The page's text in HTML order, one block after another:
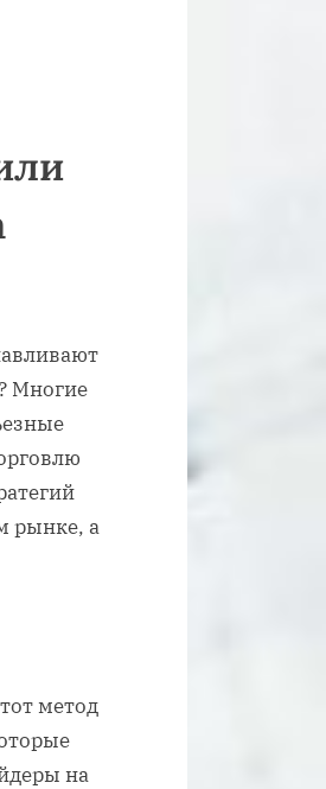
Многие
рынке, а
метод
на